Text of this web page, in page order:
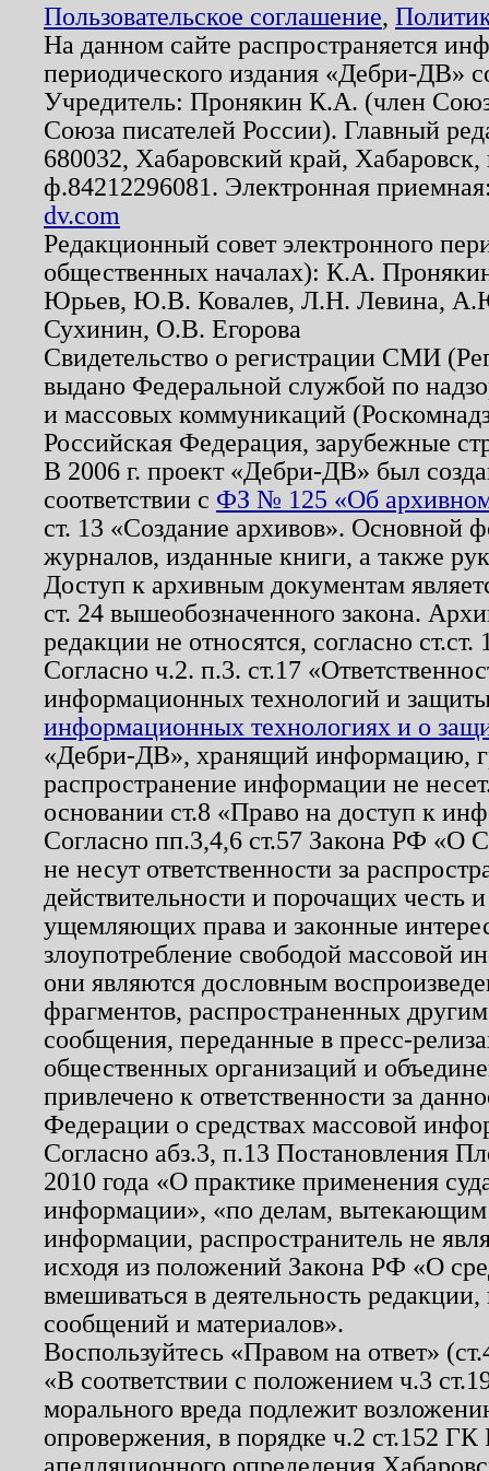
Пользовательское соглашение,
На данном сайте распространяется
периодического издания «Дебри-ДВ»
Учредитель: Пронякин К.А. (член
Союза писателей России). Главный
680032, Хабаровский край,
ф.84212296081. Электронная
dv.com
Редакционный совет электронного
общественных началах): К.А.
Юрьев, Ю.В. Ковалев, Л.Н. Левина,
Сухинин, О.В. Егорова
Свидетельство о регистрации СМИ
выдано Федеральной службой по
и массовых коммуникаций
Российская Федерация, зарубежные
В 2006 г. проект «Дебри-ДВ» был
соответствии с ФЗ № 125 «Об
ст. 13 «Создание архивов». Основной
журналов, изданные книги, а также
Доступ к архивным документам
ст. 24 вышеобозначенного закона.
редакции не относятся, согласно
Согласно ч.2. п.3. ст.17
информационных технологий и
информационных технологиях и о
«Дебри-ДВ», хранящий информацию,
распространение информации не
основании ст.8 «Право на доступ к
Согласно пп.3,4,6 ст.57 Закона РФ «О
не несут ответственности за
действительности и порочащих честь
ущемляющих права и законные
злоупотребление свободой массовой
они являются дословным
фрагментов, распространенных
сообщения, переданные в пресс-
общественных организаций и
привлечено к ответственности за
Федерации о средствах массовой
Согласно абз.3, п.13 Постановления
2010 года «О практике применения
информации», «по делам, вытекающим
информации, распространитель не
исходя из положений Закона РФ «О
вмешиваться в деятельность
сообщений и материалов».
Воспользуйтесь «Правом на ответ»
«В соответствии с положением ч.3
морального вреда подлежит
опровержения, в порядке ч.2 ст.152
апелляционного определения